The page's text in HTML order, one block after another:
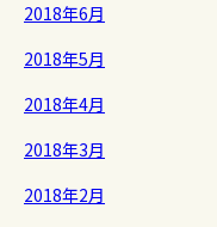
2018年6月
2018年5月
2018年4月
2018年3月
2018年2月